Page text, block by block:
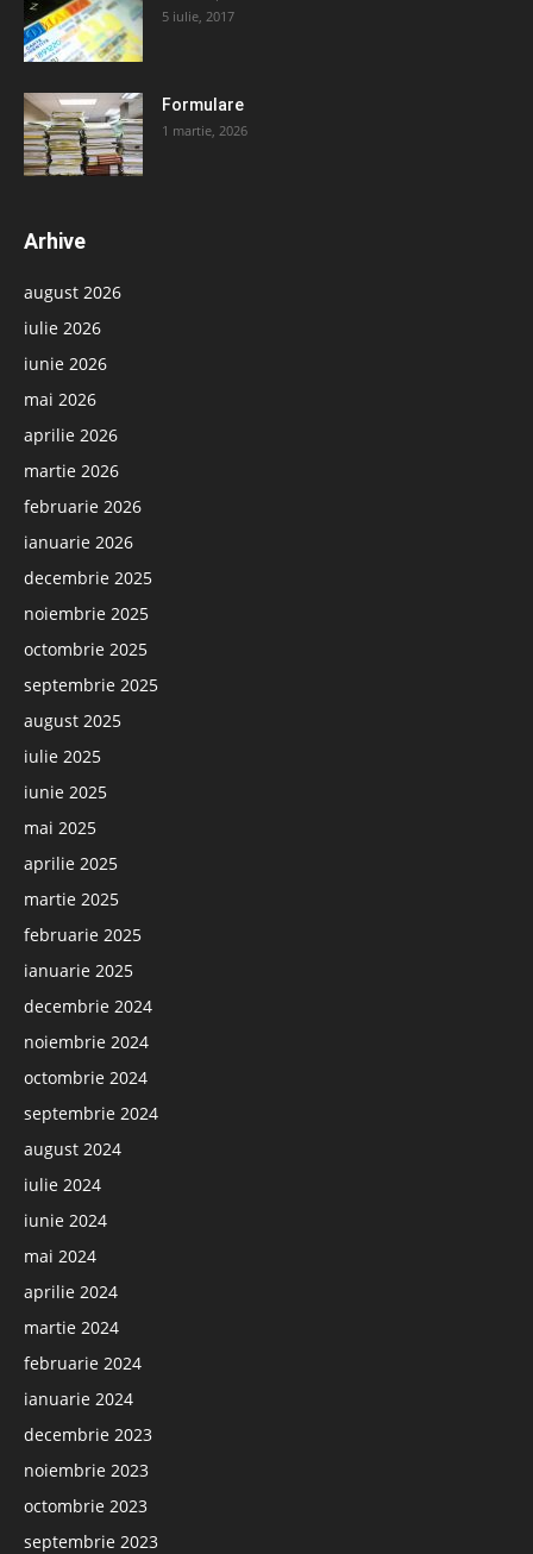
5 iulie, 2017
Formulare
1 martie, 2026
Arhive
august 2026
iulie 2026
iunie 2026
mai 2026
aprilie 2026
martie 2026
februarie 2026
ianuarie 2026
decembrie 2025
noiembrie 2025
octombrie 2025
septembrie 2025
august 2025
iulie 2025
iunie 2025
mai 2025
aprilie 2025
martie 2025
februarie 2025
ianuarie 2025
decembrie 2024
noiembrie 2024
octombrie 2024
septembrie 2024
august 2024
iulie 2024
iunie 2024
mai 2024
aprilie 2024
martie 2024
februarie 2024
ianuarie 2024
decembrie 2023
noiembrie 2023
octombrie 2023
septembrie 2023